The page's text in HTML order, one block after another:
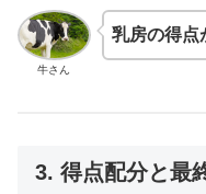
牛さん
乳房の得点
3. 得点配分と最